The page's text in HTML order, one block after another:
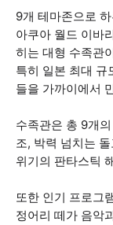
9개 테마존으로
아쿠아 월드 이바
히는 대형 수족관
특히 일본 최대 규
들을 가까이에서
수족관은 총 9개
조, 박력 넘치는
위기의 판타스틱
또한 인기 프로그
정어리 떼가 음악